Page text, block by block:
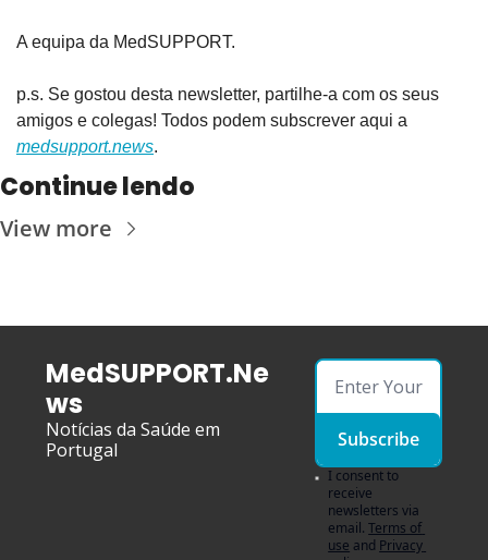
A equipa da MedSUPPORT.
p.s. Se gostou desta newsletter, partilhe-a com os seus
medsupport.news.
Continue lendo
View more
MedSUPPORT.Ne
ws
Notícias da Saúde em
Portugal
Subscribe
I consent to
receive
newsletters via
email. Terms of
use and Privacy